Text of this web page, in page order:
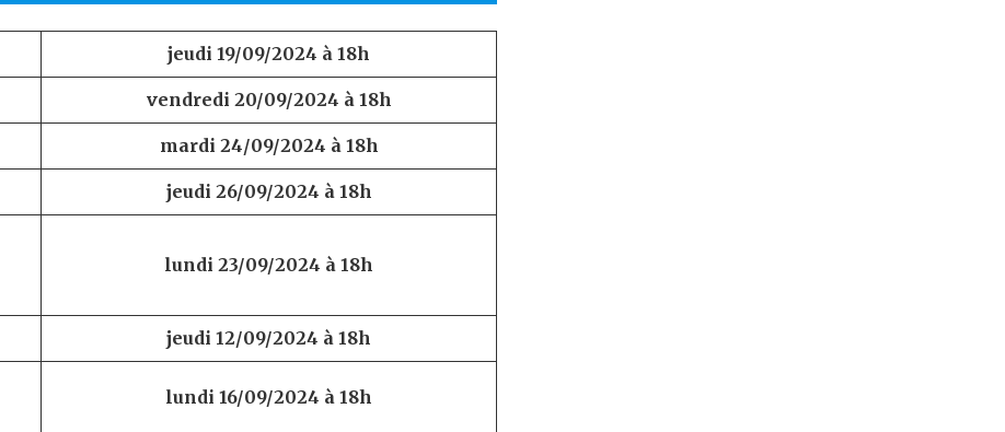
jeudi 19/09/2024 à 18h
vendredi 20/09/2024 à 18h
mardi 24/09/2024 à 18h
jeudi 26/09/2024 à 18h
lundi 23/09/2024 à 18h
jeudi 12/09/2024 à 18h
lundi 16/09/2024 à 18h